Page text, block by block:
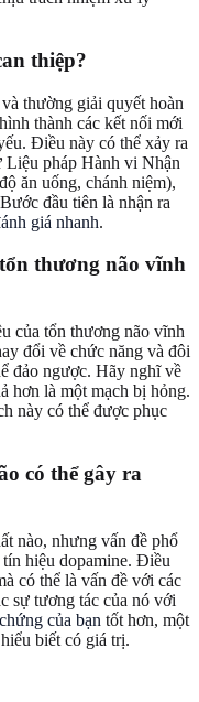
thiệp?
thường giải quyết hoàn
thành các kết nối mới
Điều này có thể xảy ra
Liệu pháp Hành vi Nhận
ăn uống, chánh niệm),
đầu tiên là nhận ra
giá nhanh.
thương não vĩnh
của tổn thương não vĩnh
đổi về chức năng và đôi
đảo ngược. Hãy nghĩ về
hơn là một mạch bị hỏng.
này có thể được phục
có thể gây ra
nào, nhưng vấn đề phổ
hiệu dopamine. Điều
có thể là vấn đề với các
sự tương tác của nó với
của bạn tốt hơn, một
biết có giá trị.